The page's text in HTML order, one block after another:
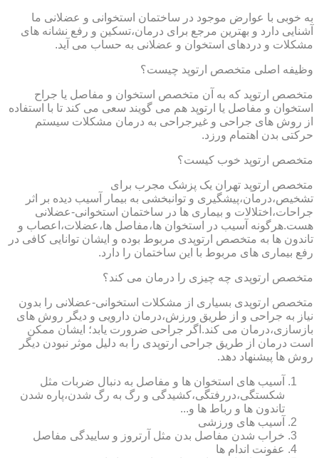
به خوبی با عوارض موجود در ساختمان استخوانی و عضلانی ما
آشنایی دارد و بهترین مرجع برای درمان،تسکین و رفع نشانه های
مشکلات و دردهای استخوان و عضلانی به حساب می آید.
وظیفه اصلی متخصص ارتوپد چیست؟
متخصص ارتوپد که به آن متخصص استخوان و مفاصل یا جراح
استخوان و مفاصل یا ارتوپد هم می گویند سعی می کند تا با استفاده
از روش های جراحی و غیرجراحی به درمان مشکلات سیستم
حرکتی بدن اهتمام ورزد.
متخصص ارتوپد خوب کیست؟
متخصص ارتوپد تهران یک پزشک مجرب برای
تشخیص،درمان،پیشگیری و توانبخشی به بیمار آسیب دیده بر اثر
جراحات،اختلالات و بیماری ها در ساختمان استخوانی-عضلانی
هست.هرگونه آسیب در استخوان ها،مفاصل ها،عضلات،اعصاب و
تاندون ها به متخصص ارتوپدی مربوط بوده و ایشان توانایی کافی در
رفع بیماری های مربوط با این ساختمان را دارد.
متخصص ارتوپدی چه چیزی را درمان می کند؟
متخصص ارتوپدی بسیاری از مشکلات استخوانی-عضلانی را بدون
نیاز به جراحی و از طریق ورزش،درمان دارویی و دیگر روش های
بازسازی،درمان می کند.اگر جراحی ضرورت یابد؛ ایشان ممکن
است درمان از طریق جراحی ارتوپدی را به دلیل موثر نبودن دیگر
روش ها پیشنهاد دهد.
آسیب های استخوان ها و مفاصل به دنبال ضربات مثل
شکستگی،دررفتگی،کشیدگی و رگ به رگ شدن،پاره شدن
تاندون ها و رباط ها و...
آسیب های ورزشی
خراب شدن مفاصل بدن مثل آرتروز و ساییدگی مفاصل
عفونت اندام ها